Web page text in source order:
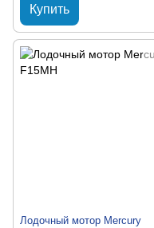
Купить
Лодочный мотор Mercury